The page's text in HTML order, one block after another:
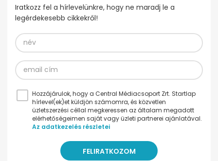
Iratkozz fel a hírlevelünkre, hogy ne maradj le a
legérdekesebb cikkekről!
Hozzájárulok, hogy a Central Médiacsoport Zrt. Startlap
hírlevel(ek)et küldjön számomra, és közvetlen
üzletszerzési céllal megkeressen az általam megadott
elérhetőségeimen saját vagy üzleti partnerei ajánlatával.
Az adatkezelés részletei